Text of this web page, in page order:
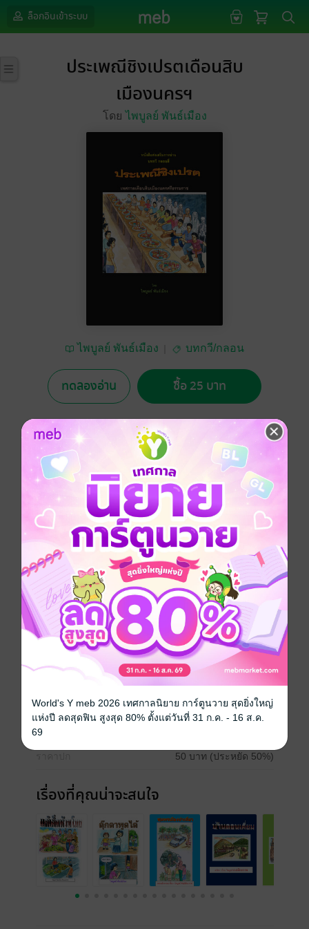
ล็อกอินเข้าระบบ
ประเพณีชิงเปรตเดือนสิบ
เมืองนครฯ
โดย ไพบูลย์ พันธ์เมือง
ไพบูลย์ พันธ์เมือง บทกวี/กลอน
ทดลองอ่าน ซื้อ 25 บาท
ซื้อเป็นของขวัญ ติดตาม แชร์
ประเพณีเมืองนคร แต่ก่อนนานมา
แรมค่ำ-สิบห้า กันยา เดือนสิบ
นึกถึงตายาย ตายไปไกลลิบ
ลูกหลานจับหยิบ เตรียมของทำบุญ
ข้าวพอง ขนมลา ขนมบ้าเจือจุน
ทอดกันควันกรุ่น กระดูกไก่ ดีซำ
ขนมเทียนจัดมา มีค่าเหลือล้ำ
ทุกบ้านต่างทำ นำหมฺรับยกไป
วันที่วางขาย 19 กันยายน 2565
ความยาว
50 บาท (ประหยัด 50%)
เรื่องที่คุณน่าจะสนใจ
World's Y meb 2026 เทศกาลนิยาย การ์ตูนวาย สุดยิ่งใหญ่
แห่งปี ลดสุดฟิน สูงสุด 80% ตั้งแต่วันที่ 31 ก.ค. - 16 ส.ค.
69